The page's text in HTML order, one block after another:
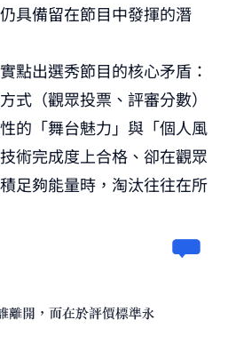
具備留在節目中發揮的潛
點出選秀節目的核心矛盾：
式（觀眾投票、評審分數）
的「舞台魅力」與「個人風
術完成度上合格、卻在觀眾
足夠能量時，淘汰往往在所